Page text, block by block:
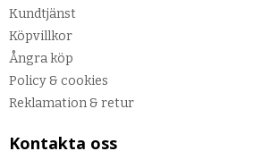
Kundtjänst
Köpvillkor
Ångra köp
Policy & cookies
Reklamation & retur
Kontakta oss